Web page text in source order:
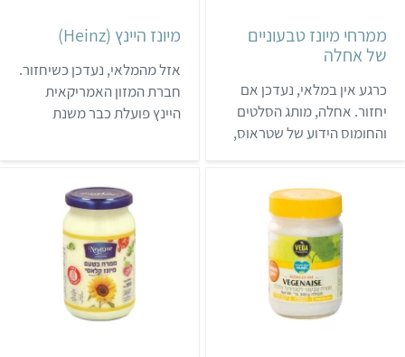
ממרחי מיונז טבעוניים
של אחלה
כרגע אין במלאי, נעדכן אם
יחזור. אחלה, מותג הסלטים
והחומוס הידוע של שטראוס,
אהובים: חציל במיונז וכרוב
במיונז. הממרחים נמכרים
באריזה אישית, והם
מצטרפים לממרחים
הטבעוניים הוותיקים של
המותג: גוואקמולי, ממרחי
מיונז היינץ (Heinz)
אזל מהמלאי, נעדכן כשיחזור.
חברת המזון האמריקאית
היינץ פועלת כבר משנת
2021 התווספו לקולקציית
המיונז של היינץ גם מוצרים
טבעוניים, שאפשר לרכוש
בשופרסל, בחנויות טבע,
בשירות המשלוחים כרמלה
ובחנויות המתמחות